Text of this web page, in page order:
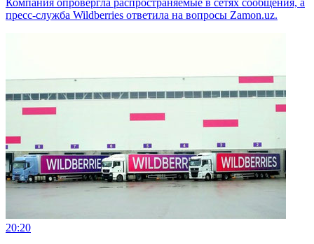
пресс-служба Wildberries ответила на вопросы Zamon.uz.
20:20